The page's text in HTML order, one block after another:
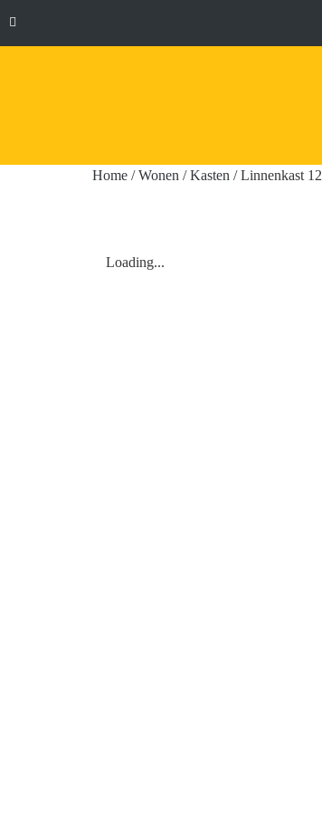
Home /Wonen /Kasten / Linnenkast 12
Loading...